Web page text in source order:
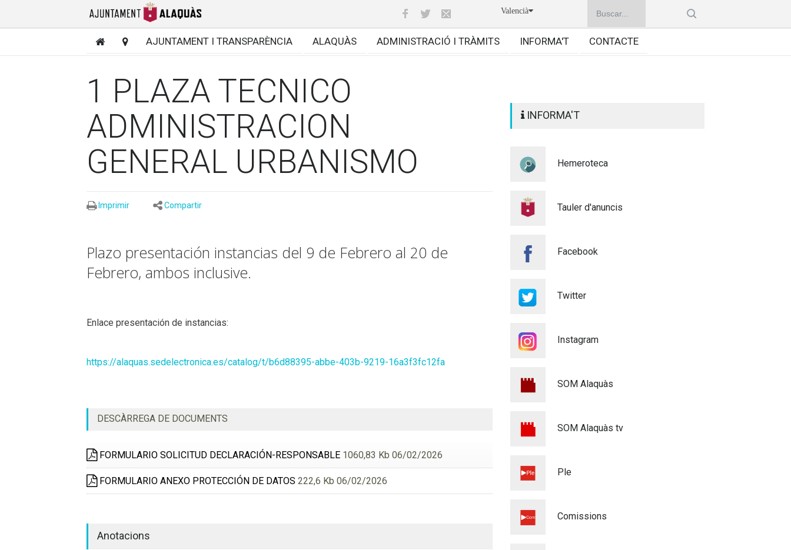
Valencià
AJUNTAMENT I TRANSPARÈNCIA ALAQUÀS ADMINISTRACIÓ I TRÀMITS INFORMA'T CONTACTE
1 PLAZA TECNICO
ADMINISTRACION
GENERAL URBANISMO
Imprimir Compartir
Plazo presentación instancias del 9 de Febrero al 20 de
Febrero, ambos inclusive.
Enlace presentación de instancias:
https://alaquas.sedelectronica.es/catalog/t/b6d88395-abbe-403b-9219-16a3f3fc12fa
DESCÀRREGA DE DOCUMENTS
FORMULARIO SOLICITUD DECLARACIÓN-RESPONSABLE 1060,83 Kb 06/02/2026
FORMULARIO ANEXO PROTECCIÓN DE DATOS 222,6 Kb 06/02/2026
Anotacions
INFORMA'T
Hemeroteca
Tauler d'anuncis
Facebook
Twitter
Instagram
SOM Alaquàs
SOM Alaquàs tv
Ple
Comissions